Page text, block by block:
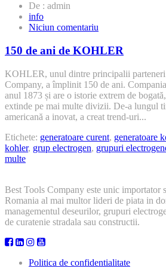
De : admin
info
Niciun comentariu
de
ani
de
KOHLER
150 de ani de KOHLER
KOHLER, unul dintre principalii
Company, a împlinit 150 de ani.
anul 1873 și are o istorie extrem de
extinde pe mai multe divizii. De-a lungul
americană a inovat, a creat trend-uri...
Etichete: generatoare curent, generatoare
kohler, grup electrogen, grupuri
multe
Best Tools Company este unic importator
Romania al mai multor lideri de piata in
managementul deseurilor, grupuri
de curatenie stradala sau constructii.
Politica de confidentialitate